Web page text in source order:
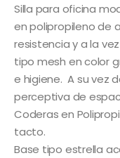
Silla para oficina
en polipropileno de
resistencia y a la
tipo mesh en color
e higiene. A su vez
perceptiva de
Coderas en
tacto.
Base tipo estrella